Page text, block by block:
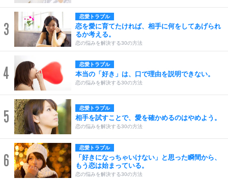
3
恋愛トラブル
恋を愛に育てたければ、相手に何をしてあげられ
るか考える。
恋の悩みを解決する30の方法
4 恋愛トラブル
本当の「好き」は、口で理由を説明できない。
恋の悩みを解決する30の方法
5 恋愛トラブル
相手を試すことで、愛を確かめるのはやめよう。
恋の悩みを解決する30の方法
6
恋愛トラブル
「好きになっちゃいけない」と思った瞬間から、
もう恋は始まっている。
恋の悩みを解決する30の方法